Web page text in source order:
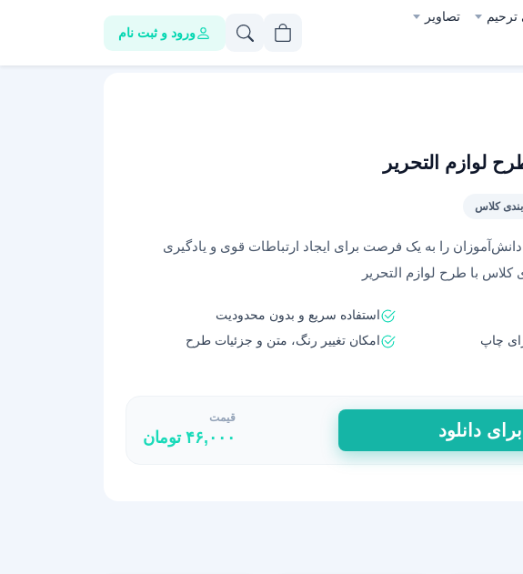
ترحیم تصاویر
ورود و ثبت نام
لوازم التحریر
کلاس
را به یک فرصت برای ایجاد ارتباطات قوی و یادگیری
با طرح لوازم التحریر
استفاده سریع و بدون محدودیت
چاپ
امکان تغییر رنگ، متن و جزئیات طرح
دانلود
قیمت
۴۶,۰۰۰ تومان